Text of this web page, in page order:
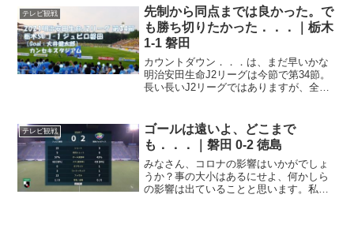
折り返しということになります。振り返
ってみま...
テレビ観戦
先制から同点までは良かった。で
も勝ち切りたかった．．．｜栃木
1-1 磐田
カウントダウン．．．は、まだ早いかな
明治安田生命J2リーグは今節で第34節。
長い長いJ2リーグではありますが、全部
位以内をキープしていますし、3位以下が
大混戦で激し...
テレビ観戦
ゴールは遠いよ、どこまで
も．．．｜磐田 0-2 徳島
みなさん、コロナの影響はいかがでしょ
うか？事の大小はあるにせよ、何かしら
の影響は出ていることと思います。私も